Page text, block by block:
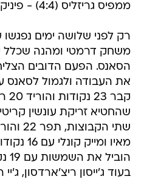
ממפיס גריזליס (4:4) - פיניקס סאנס (4:3) 99:109
רק לפני שלושה ימים נפגשו
משחק דרמטי ומהנה שכלל
הסאנס. הפעם הדובים
את העבודה ולגמול לסאנס
שהחטיא זריקת עונשין
מאיו